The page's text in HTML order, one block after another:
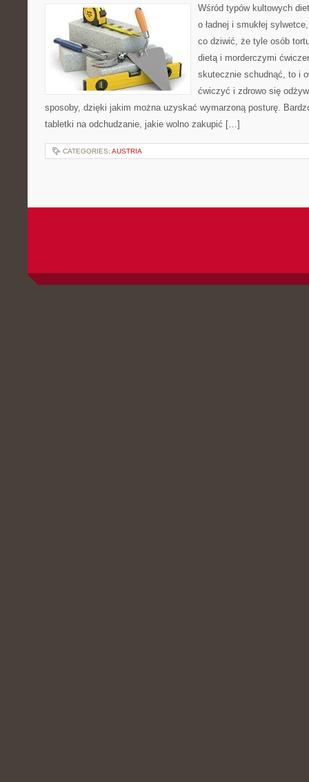
Wśród typów kultowych
o ładnej i smukłej
co dziwić, że tyle osób
dietą i morderczymi
skutecznie schudnąć, to i
ćwiczyć i zdrowo się
sposoby, dzięki jakim można uzyskać wymarzoną posturę.
tabletki na odchudzanie, jakie wolno zakupić […]
CATEGORIES: AUSTRIA